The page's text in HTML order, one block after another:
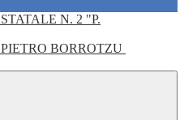
PIETRO BORROTZU